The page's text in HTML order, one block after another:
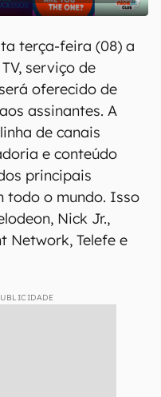
terça-feira (08) a
serviço de
oferecido de
assinantes. A
de canais
e conteúdo
principais
todo o mundo. Isso
Nick Jr.,
Network, Telefe e